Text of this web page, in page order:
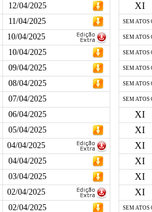
12/04/2025
11/04/2025
10/04/2025
10/04/2025
09/04/2025
08/04/2025
07/04/2025
06/04/2025
05/04/2025
04/04/2025
04/04/2025
03/04/2025
02/04/2025
02/04/2025
XI
SEM ATOS
SEM ATOS
SEM ATOS
SEM ATOS
SEM ATOS
SEM ATOS
XI
XI
XI
XI
XI
XI
SEM ATOS